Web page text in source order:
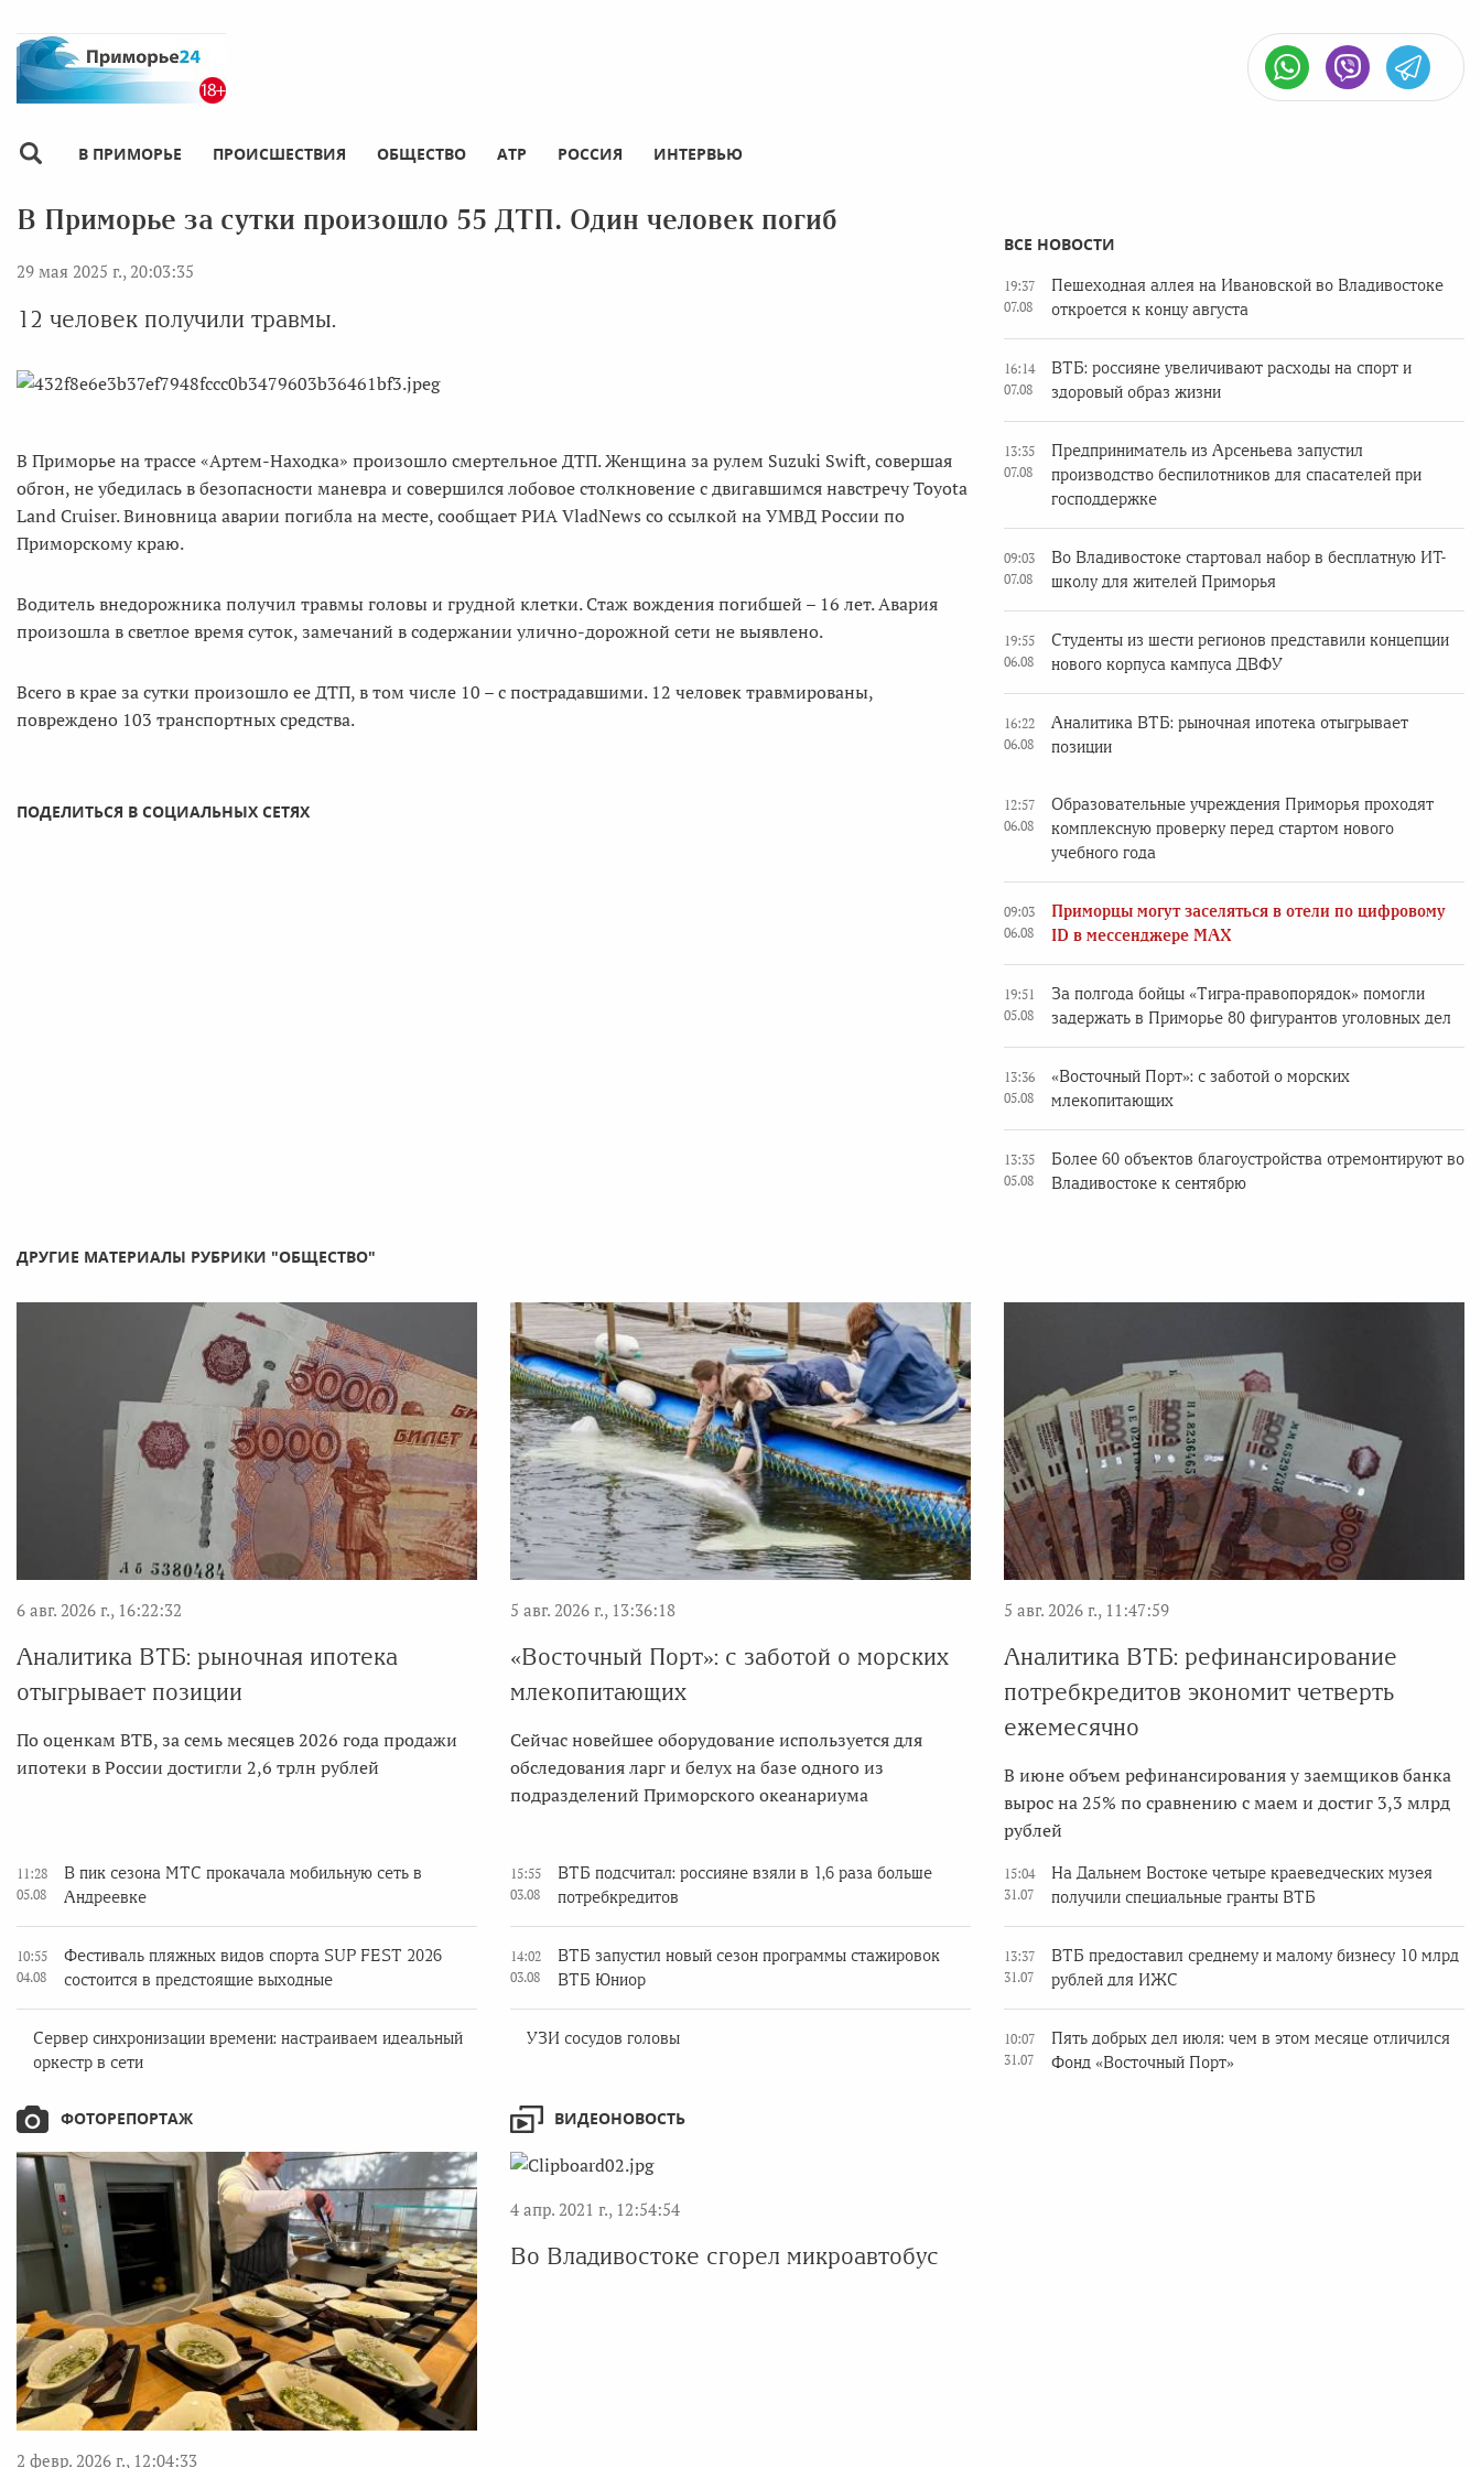
В ПРИМОРЬЕ ПРОИСШЕСТВИЯ ОБЩЕСТВО АТР РОССИЯ ИНТЕРВЬЮ
В Приморье за сутки произошло 55 ДТП. Один человек погиб
29 мая 2025 г., 20:03:35
12 человек получили травмы.
В Приморье на трассе «Артем-Находка» произошло смертельное ДТП. Женщина за рулем Suzuki Swift, совершая
обгон, не убедилась в безопасности маневра и совершился лобовое столкновение с двигавшимся навстречу Toyota
Land Cruiser. Виновница аварии погибла на месте, сообщает РИА VladNews со ссылкой на УМВД России по
Приморскому краю.
Водитель внедорожника получил травмы головы и грудной клетки. Стаж вождения погибшей – 16 лет. Авария
произошла в светлое время суток, замечаний в содержании улично-дорожной сети не выявлено.
Всего в крае за сутки произошло ее ДТП, в том числе 10 – с пострадавшими. 12 человек травмированы,
повреждено 103 транспортных средства.
ПОДЕЛИТЬСЯ В СОЦИАЛЬНЫХ СЕТЯХ
ВСЕ НОВОСТИ
19:37
07.08
Пешеходная аллея на Ивановской во Владивостоке
откроется к концу августа
16:14
07.08
ВТБ: россияне увеличивают расходы на спорт и
здоровый образ жизни
13:35
07.08
Предприниматель из Арсеньева запустил
производство беспилотников для спасателей при
господдержке
09:03
07.08
Во Владивостоке стартовал набор в бесплатную ИТ-
школу для жителей Приморья
19:55
06.08
Студенты из шести регионов представили концепции
нового корпуса кампуса ДВФУ
16:22
06.08
Аналитика ВТБ: рыночная ипотека отыгрывает
позиции
12:57
06.08
Образовательные учреждения Приморья проходят
комплексную проверку перед стартом нового
учебного года
09:03
06.08
Приморцы могут заселяться в отели по цифровому
ID в мессенджере MAX
19:51
05.08
За полгода бойцы «Тигра-правопорядок» помогли
задержать в Приморье 80 фигурантов уголовных дел
13:36
05.08
«Восточный Порт»: с заботой о морских
млекопитающих
13:35
05.08
Более 60 объектов благоустройства отремонтируют во
Владивостоке к сентябрю
ДРУГИЕ МАТЕРИАЛЫ РУБРИКИ "ОБЩЕСТВО"
6 авг. 2026 г., 16:22:32
Аналитика ВТБ: рыночная ипотека
отыгрывает позиции
По оценкам ВТБ, за семь месяцев 2026 года продажи
ипотеки в России достигли 2,6 трлн рублей
5 авг. 2026 г., 13:36:18
«Восточный Порт»: с заботой о морских
млекопитающих
Сейчас новейшее оборудование используется для
обследования ларг и белух на базе одного из
подразделений Приморского океанариума
5 авг. 2026 г., 11:47:59
Аналитика ВТБ: рефинансирование
потребкредитов экономит четверть
ежемесячно
В июне объем рефинансирования у заемщиков банка
вырос на 25% по сравнению с маем и достиг 3,3 млрд
рублей
11:28
05.08
В пик сезона МТС прокачала мобильную сеть в
Андреевке
10:55
04.08
Фестиваль пляжных видов спорта SUP FEST 2026
состоится в предстоящие выходные
Сервер синхронизации времени: настраиваем идеальный
оркестр в сети
15:55
03.08
ВТБ подсчитал: россияне взяли в 1,6 раза больше
потребкредитов
14:02
03.08
ВТБ запустил новый сезон программы стажировок
ВТБ Юниор
УЗИ сосудов головы
15:04
31.07
На Дальнем Востоке четыре краеведческих музея
получили специальные гранты ВТБ
13:37
31.07
ВТБ предоставил среднему и малому бизнесу 10 млрд
рублей для ИЖС
10:07
31.07
Пять добрых дел июля: чем в этом месяце отличился
Фонд «Восточный Порт»
ФОТОРЕПОРТАЖ
2 февр. 2026 г., 12:04:33
ВИДЕОНОВОСТЬ
4 апр. 2021 г., 12:54:54
Во Владивостоке сгорел микроавтобус